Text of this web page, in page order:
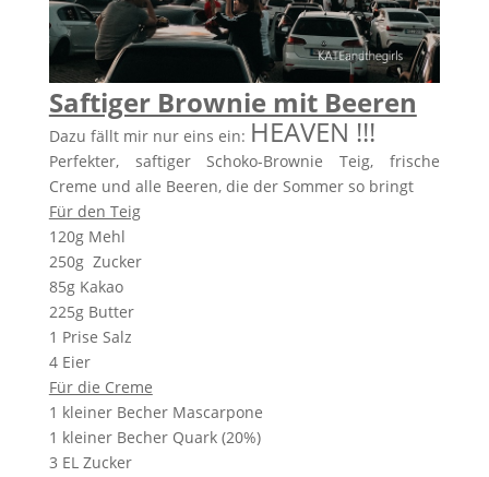
Saftiger Brownie mit Beeren
Dazu fällt mir nur eins ein: HEAVEN !!!
Perfekter, saftiger Schoko-Brownie Teig, frische
Creme und alle Beeren, die der Sommer so bringt
Für den Teig
120g Mehl
250g Zucker
85g Kakao
225g Butter
1 Prise Salz
4 Eier
Für die Creme
1 kleiner Becher Mascarpone
1 kleiner Becher Quark (20%)
3 EL Zucker